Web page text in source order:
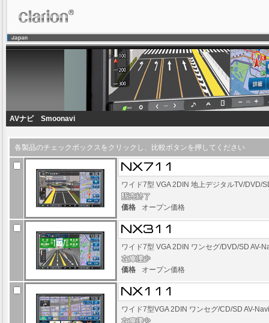
AVナビ Smoonavi
各製品のチェックボックスをクリックし、比較ボタンを押してください
ワイド7型 VGA 2DIN 地上デジタルTV/DVD/
価格 オープン価格
ワイド7型 VGA 2DIN ワンセグ/DVD/SD AV-
価格 オープン価格
ワイド7型VGA 2DIN ワンセグ/CD/SD AV-